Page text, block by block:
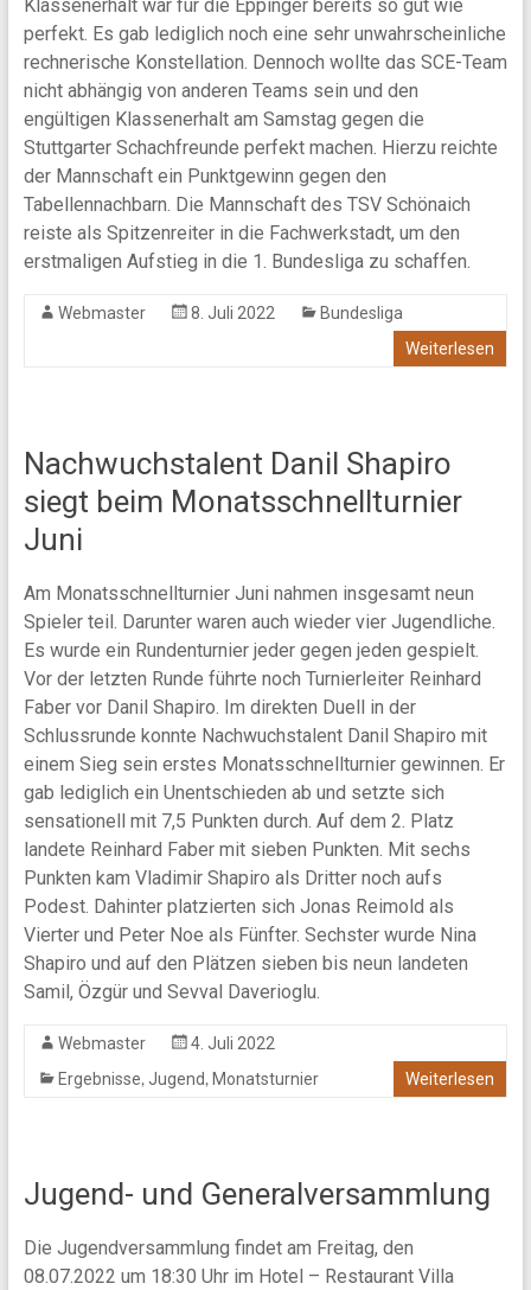
Klassenerhalt war für die Eppinger bereits so gut wie
perfekt. Es gab lediglich noch eine sehr unwahrscheinliche
rechnerische Konstellation. Dennoch wollte das SCE-Team
nicht abhängig von anderen Teams sein und den
engültigen Klassenerhalt am Samstag gegen die
Stuttgarter Schachfreunde perfekt machen. Hierzu reichte
der Mannschaft ein Punktgewinn gegen den
Tabellennachbarn. Die Mannschaft des TSV Schönaich
reiste als Spitzenreiter in die Fachwerkstadt, um den
erstmaligen Aufstieg in die 1. Bundesliga zu schaffen.
Webmaster 8. Juli 2022
Bundesliga
Weiterlesen
Nachwuchstalent Danil Shapiro
siegt beim Monatsschnellturnier
Juni
Am Monatsschnellturnier Juni nahmen insgesamt neun
Spieler teil. Darunter waren auch wieder vier Jugendliche.
Es wurde ein Rundenturnier jeder gegen jeden gespielt.
Vor der letzten Runde führte noch Turnierleiter Reinhard
Faber vor Danil Shapiro. Im direkten Duell in der
Schlussrunde konnte Nachwuchstalent Danil Shapiro mit
einem Sieg sein erstes Monatsschnellturnier gewinnen. Er
gab lediglich ein Unentschieden ab und setzte sich
sensationell mit 7,5 Punkten durch. Auf dem 2. Platz
landete Reinhard Faber mit sieben Punkten. Mit sechs
Punkten kam Vladimir Shapiro als Dritter noch aufs
Podest. Dahinter platzierten sich Jonas Reimold als
Vierter und Peter Noe als Fünfter. Sechster wurde Nina
Shapiro und auf den Plätzen sieben bis neun landeten
Samil, Özgür und Sevval Daverioglu.
Webmaster
4. Juli 2022
Ergebnisse, Jugend, Monatsturnier Weiterlesen
Jugend- und Generalversammlung
Die Jugendversammlung findet am Freitag, den
08.07.2022 um 18:30 Uhr im Hotel – Restaurant Villa